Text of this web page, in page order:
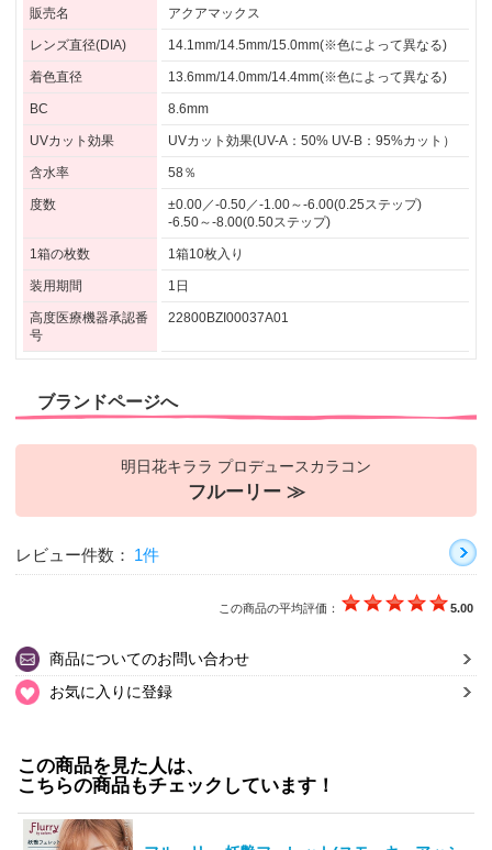
販売名 アクアマックス
レンズ直径(DIA) 14.1mm/14.5mm/15.0mm(※色によって異なる)
着色直径 13.6mm/14.0mm/14.4mm(※色によって異なる)
BC 8.6mm
UVカット効果 UVカット効果(UV-A：50% UV-B：95%カット）
含水率 58％
度数
±0.00／-0.50／-1.00～-6.00(0.25ステップ)
-6.50～-8.00(0.50ステップ)
1箱の枚数 1箱10枚入り
装用期間 1日
高度医療機器承認番
号
22800BZI00037A01
ブランドページへ
明日花キララ プロデュースカラコン
フルーリー ≫
レビュー件数： 1件
この商品の平均評価： 5.00
商品についてのお問い合わせ
お気に入りに登録
この商品を見た人は、
こちらの商品もチェックしています！